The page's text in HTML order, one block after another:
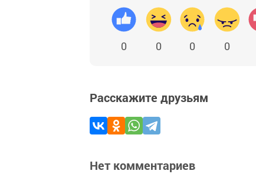
0 0 0 0
Расскажите друзьям
Нет комментариев